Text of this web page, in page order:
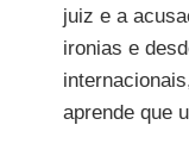
juiz e a
ironias e
aprende que